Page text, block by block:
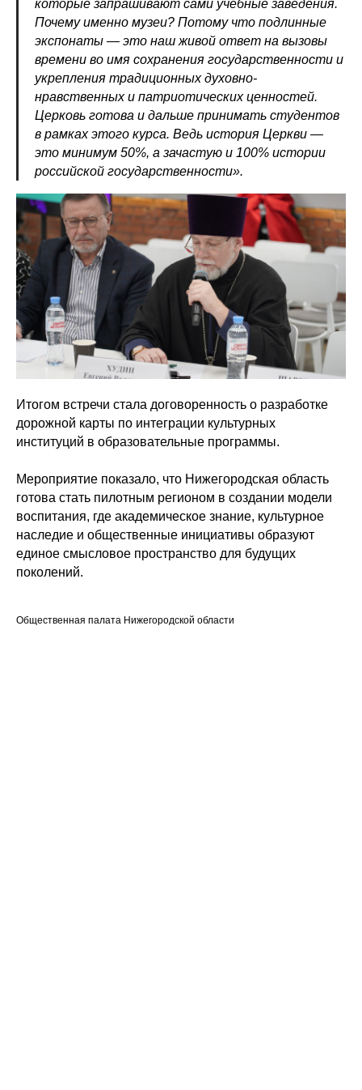
которые запрашивают сами учебные заведения.
Почему именно музеи? Потому что подлинные
экспонаты — это наш живой ответ на вызовы
времени во имя сохранения государственности и
укрепления традиционных духовно-
нравственных и патриотических ценностей.
Церковь готова и дальше принимать студентов
в рамках этого курса. Ведь история Церкви —
это минимум 50%, а зачастую и 100% истории
российской государственности».
Итогом встречи стала договоренность о разработке
дорожной карты по интеграции культурных
институций в образовательные программы.
Мероприятие показало, что Нижегородская область
готова стать пилотным регионом в создании модели
воспитания, где академическое знание, культурное
наследие и общественные инициативы образуют
единое смысловое пространство для будущих
поколений.
Общественная палата Нижегородской области